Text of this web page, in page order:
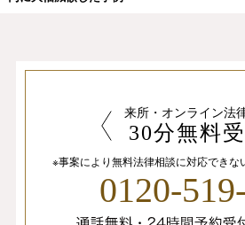
来所・オンライン法
30分無料
※事案により無料法律相談に対応できな
0120-